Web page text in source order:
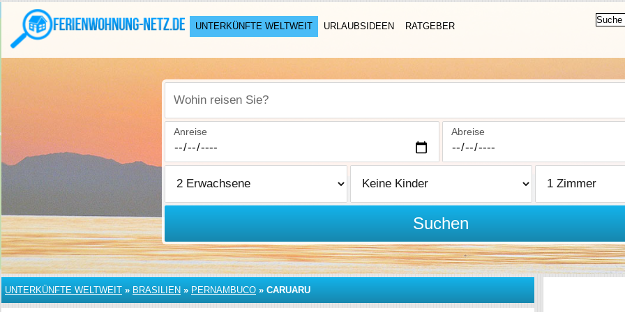
UNTERKÜNFTE WELTWEIT URLAUBSIDEEN RATGEBER
Wohin reisen Sie?
Anreise Abreise
Suchen
UNTERKÜNFTE WELTWEIT » BRASILIEN » PERNAMBUCO » CARUARU